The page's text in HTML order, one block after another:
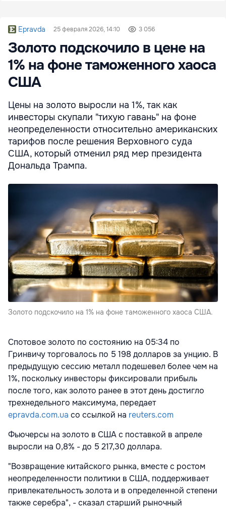
Epravda 25 февраля 2026, 14:10 3 056
Золото подскочило в цене на
1% на фоне таможенного хаоса
США
Цены на золото выросли на 1%, так как
инвесторы скупали "тихую гавань" на фоне
неопределенности относительно американских
тарифов после решения Верховного суда
США, который отменил ряд мер президента
Дональда Трампа.
Золото подскочило на 1% на фоне таможенного хаоса США.
Спотовое золото по состоянию на 05:34 по
Гринвичу торговалось по 5 198 долларов за унцию. В
предыдущую сессию металл подешевел более чем на
1%, поскольку инвесторы фиксировали прибыль
после того, как золото ранее в этот день достигло
трехнедельного максимума, передает
epravda.com.ua со ссылкой на reuters.com
Фьючерсы на золото в США с поставкой в апреле
выросли на 0,8% - до 5 217,30 доллара.
"Возвращение китайского рынка, вместе с ростом
неопределенности политики в США, поддерживает
привлекательность золота и в определенной степени
также серебра", - сказал старший рыночный